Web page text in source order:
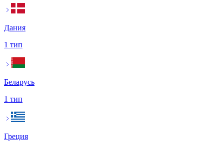
Дания
1 тип
Беларусь
1 тип
Греция